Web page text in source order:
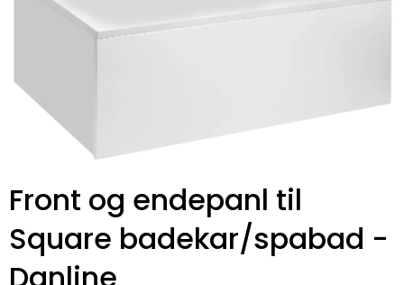
Front og endepanl til
Square badekar/spabad -